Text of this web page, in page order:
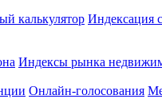
калькулятор Индексация
Индексы рынка
Онлайн-голосования